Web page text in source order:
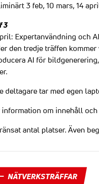
3 feb, 10 mars, 14
3
Expertanvändning och
den tredje träffen
AI för
deltagare tar med egen
information om innehåll
antal platser. Även
NÄTVERKSTRÄFFAR